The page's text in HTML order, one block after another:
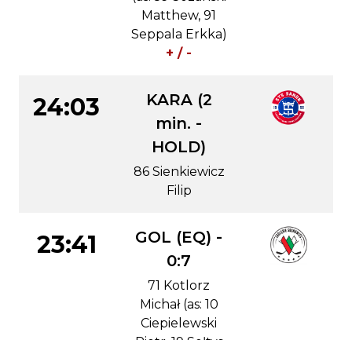
Matthew, 91
Seppala Erkka)
+ / -
24:03
KARA (2
min. -
HOLD)
86 Sienkiewicz
Filip
23:41
GOL (EQ) -
0:7
71 Kotlorz
Michał (as: 10
Ciepielewski